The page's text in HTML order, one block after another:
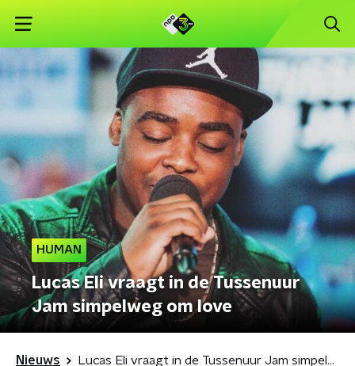
HUMAN
Lucas Eli vraagt in de Tussenuur
Jam simpelweg om love
Nieuws Lucas Eli vraagt in de Tussenuur Jam simpelweg om love